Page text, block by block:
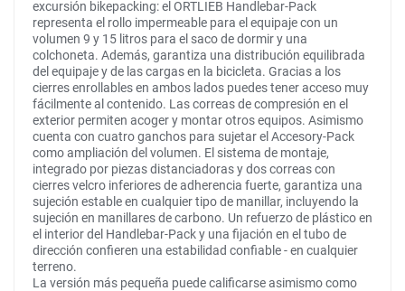
excursión bikepacking: el ORTLIEB Handlebar-Pack
representa el rollo impermeable para el equipaje con un
volumen 9 y 15 litros para el saco de dormir y una
colchoneta. Además, garantiza una distribución equilibrada
del equipaje y de las cargas en la bicicleta. Gracias a los
cierres enrollables en ambos lados puedes tener acceso muy
fácilmente al contenido. Las correas de compresión en el
exterior permiten acoger y montar otros equipos. Asimismo
cuenta con cuatro ganchos para sujetar el Accesory-Pack
como ampliación del volumen. El sistema de montaje,
integrado por piezas distanciadoras y dos correas con
cierres velcro inferiores de adherencia fuerte, garantiza una
sujeción estable en cualquier tipo de manillar, incluyendo la
sujeción en manillares de carbono. Un refuerzo de plástico en
el interior del Handlebar-Pack y una fijación en el tubo de
dirección confieren una estabilidad confiable - en cualquier
terreno.
La versión más pequeña puede calificarse asimismo como